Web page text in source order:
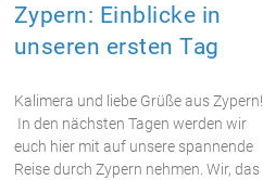
Zypern: Einblicke in
unseren ersten Tag ​
Kalimera und liebe Grüße aus Zypern!
In den nächsten Tagen werden wir
euch hier mit auf unsere spannende
Reise durch Zypern nehmen. Wir, das